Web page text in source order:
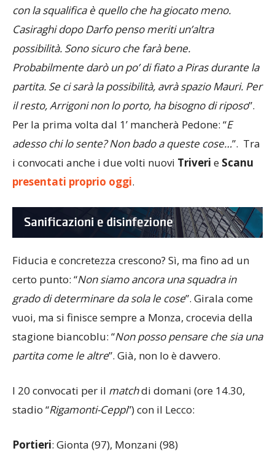
con la squalifica è quello che ha giocato meno.
Casiraghi dopo Darfo penso meriti un’altra
possibilità. Sono sicuro che farà bene.
Probabilmente darò un po’ di fiato a Piras durante la
partita. Se ci sarà la possibilità, avrà spazio Mauri. Per
il resto, Arrigoni non lo porto, ha bisogno di riposo”.
Per la prima volta dal 1’ mancherà Pedone: “E
adesso chi lo sente? Non bado a queste cose…”. Tra
i convocati anche i due volti nuovi Triveri e Scanu
presentati proprio oggi.
Fiducia e concretezza crescono? Sì, ma fino ad un
certo punto: “Non siamo ancora una squadra in
grado di determinare da sola le cose”. Girala come
vuoi, ma si finisce sempre a Monza, crocevia della
stagione biancoblu: “Non posso pensare che sia una
partita come le altre”. Già, non lo è davvero.
I 20 convocati per il matchdi domani (ore 14.30,
stadio “Rigamonti-Ceppi”) con il Lecco:
Portieri: Gionta (97), Monzani (98)